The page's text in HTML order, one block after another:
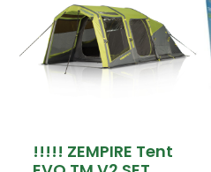
!!!!! ZEMPIRE Tent